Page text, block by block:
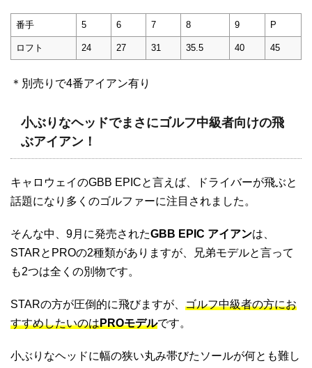
番手 5 6 7 8 9 P
ロフト 24 27 31 35.5 40 45
＊別売りで4番アイアン有り
小ぶりなヘッドでまさにゴルフ中級者向けの飛
ぶアイアン！
キャロウェイのGBB EPICと言えば、ドライバーが飛ぶと
話題になり多くのゴルファーに注目されました。
そんな中、9月に発売されたGBB EPIC アイアンは、
STARとPROの2種類がありますが、兄弟モデルと言って
も2つは全くの別物です。
STARの方が圧倒的に飛びますが、 ゴルフ中級者の方にお
すすめしたいのはPROモデルです。
小ぶりなヘッドに幅の狭い丸み帯びたソールが何とも難し